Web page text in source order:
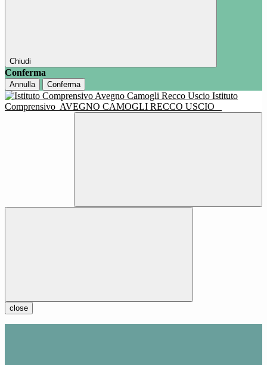
Chiudi
Conferma
Annulla Conferma
Istituto
Comprensivo AVEGNO CAMOGLI RECCO USCIO
close